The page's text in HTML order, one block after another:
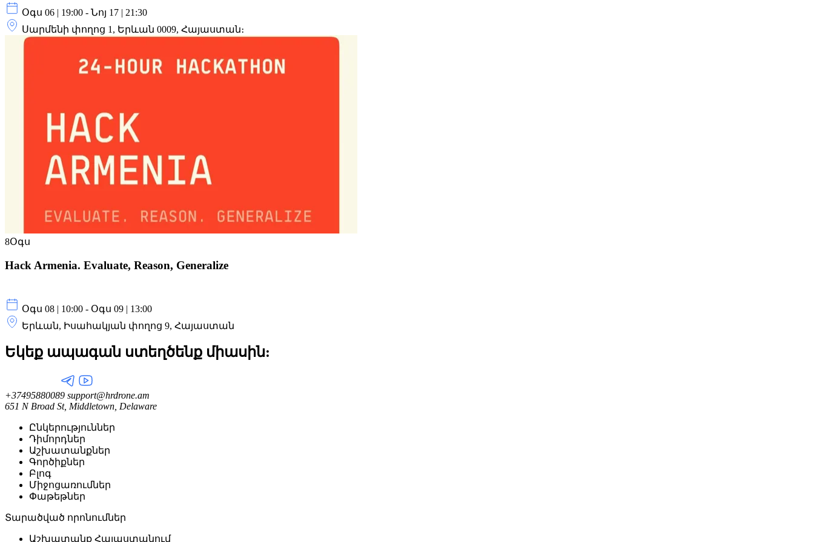
Օգս 06 | 19:00 - Նոյ 17 | 21:30
Սարմենի փողոց 1, Երևան 0009, Հայաստան։
8Օգս
Hack Armenia. Evaluate, Reason, Generalize
Օգս 08 | 10:00 - Օգս 09 | 13:00
Երևան, Իսահակյան փողոց 9, Հայաստան
Եկեք ապագան ստեղծենք միասին:
+37495880089 support@hrdrone.am
651 N Broad St, Middletown, Delaware
Ընկերություններ
Դիմորդներ
Աշխատանքներ
Գործիքներ
Բլոգ
Միջոցառումներ
Փաթեթներ
Տարածված որոնումներ
Աշխատանք Հայաստանում